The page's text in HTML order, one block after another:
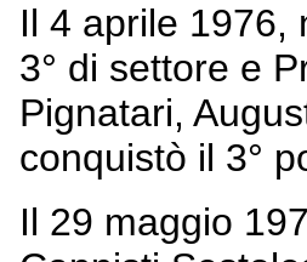
Il 4 aprile 1976,
3° di settore e
Pignatari,
conquistò il 3°
Il 29 maggio